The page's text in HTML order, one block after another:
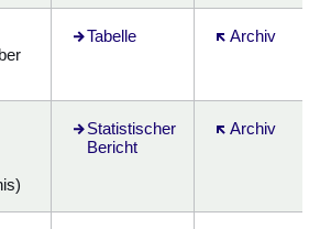
Tabelle
Öffnet sich in einem neuen Fenster
Archiv
Öffnet sich in
Statistischer
Bericht
Öffnet sich in einem neuen Fenster
Archiv
Öffnet sich in